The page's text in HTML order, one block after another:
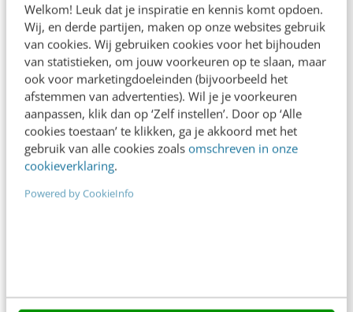
Welkom! Leuk dat je inspiratie en kennis komt opdoen.
Wij, en derde partijen, maken op onze websites gebruik
van cookies. Wij gebruiken cookies voor het bijhouden
van statistieken, om jouw voorkeuren op te slaan, maar
ook voor marketingdoeleinden (bijvoorbeeld het
afstemmen van advertenties). Wil je je voorkeuren
aanpassen, klik dan op ‘Zelf instellen’. Door op ‘Alle
cookies toestaan’ te klikken, ga je akkoord met het
gebruik van alle cookies zoals omschreven in onze
cookieverklaring.
Powered by CookieInfo
Contact Redactie
redactie@frankwatching.com
+31 30 200 1045
Tarieven
Meer contactopties
Frankwatching
Adverteren